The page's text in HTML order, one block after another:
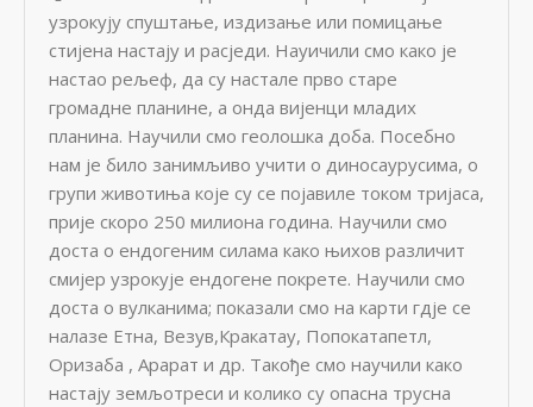
узрокују спуштање, издизање или помицање
стијена настају и расједи. Науичили смо како је
настао рељеф, да су настале прво старе
громадне планине, а онда вијенци младих
планина. Научили смо геолошка доба. Посебно
нам је било занимљиво учити о диносаурусима, о
групи животиња које су се појавиле током тријаса,
прије скоро 250 милиона година. Научили смо
доста о ендогеним силама како њихов различит
смијер узрокује ендогене покрете. Научили смо
доста о вулканима; показали смо на карти гдје се
налазе Етна, Везув,Кракатау, Попокатапетл,
Оризаба , Арарат и др. Такође смо научили како
настају земљотреси и колико су опасна трусна